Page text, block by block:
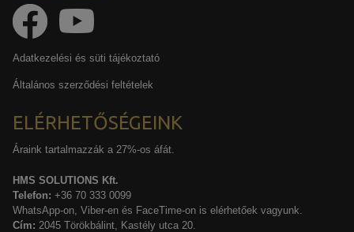
Adatkezelési és süti tájékoztató
Általános szerződési feltételek
ELÉRHETŐSÉGEINK
Áraink tartalmazzák a 27%-os áfát.
HMS SOLUTIONS Kft.
Telefon: +36 70 333 0099
WhatsApp-on, Viber-en és FaceTime-on is elérhetőek vagyunk.
Cím: 2045 Törökbálint, Kastély utca 20.